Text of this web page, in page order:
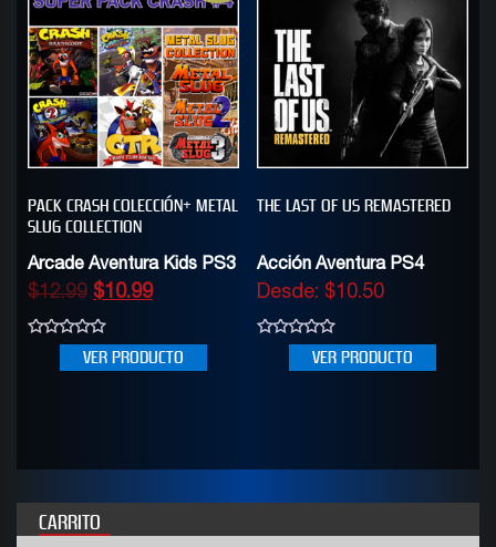
PACK CRASH COLECCIÓN+ METAL
SLUG COLLECTION
Arcade Aventura Kids PS3
$12.99 $10.99
VER PRODUCTO
THE LAST OF US REMASTERED
Acción Aventura PS4
Desde: $10.50
VER PRODUCTO
CARRITO